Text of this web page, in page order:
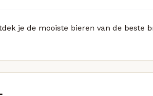
je de mooiste bieren van de beste